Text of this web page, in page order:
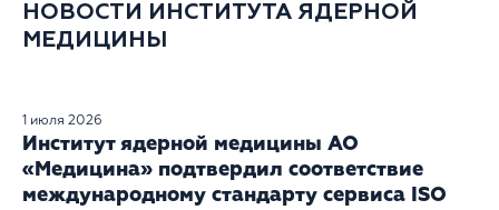
НОВОСТИ ИНСТИТУТА ЯДЕРНОЙ
МЕДИЦИНЫ
1 июля 2026
Институт ядерной медицины АО
«Медицина» подтвердил соответствие
международному стандарту сервиса ISO